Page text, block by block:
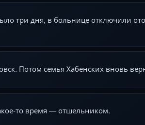
три дня, в больнице отключили
Потом семья Хабенских вновь
то время — отшельником.